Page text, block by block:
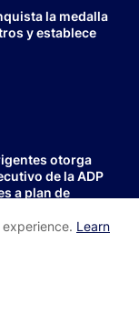
la medalla
y establece
otorga
de la ADP
a plan de
Learn